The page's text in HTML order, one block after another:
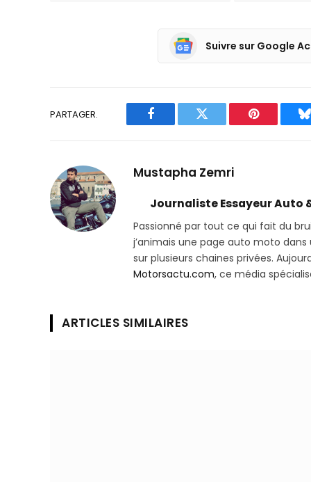
Suivre sur Google
PARTAGER.
Facebook Twitter Pinterest
Mustapha Zemri
Journaliste Essayeur Auto
Passionné par tout ce qui fait du
j’animais une page auto moto
sur plusieurs chaines privées.
Motorsactu.com, ce média
ARTICLES SIMILAIRES